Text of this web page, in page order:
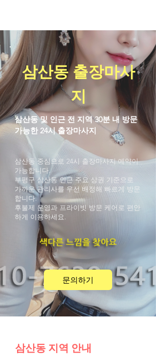
삼산동 출장마사
지
삼산동 및 인근 전 지역 30분 내 방문
가능한 24시 출장마사지
삼산동 중심으로 24시 출장마사지 예약이
가능합니다.
부평구 삼산동 인근 주요 상권 기준으로
가까운 관리사를 우선 배정해 빠르게 방문
합니다.
후불제 운영과 프라이빗 방문 케어로 편안
하게 이용하세요.
문의하기
삼산동 지역 안내